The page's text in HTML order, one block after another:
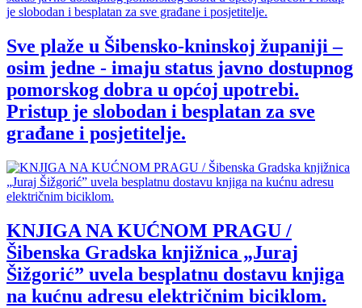
Sve plaže u Šibensko-kninskoj županiji –
osim jedne - imaju status javno dostupnog
pomorskog dobra u općoj upotrebi.
Pristup je slobodan i besplatan za sve
građane i posjetitelje.
KNJIGA NA KUĆNOM PRAGU /
Šibenska Gradska knjižnica „Juraj
Šižgorić” uvela besplatnu dostavu knjiga
na kućnu adresu električnim biciklom.